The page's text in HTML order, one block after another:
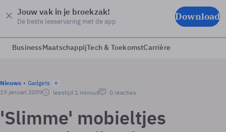
Jouw vak in je broekzak!
De beste leeservaring met de app Download
BusinessMaatschappijTech & ToekomstCarrière
Nieuws
Gadgets
19 januari 2009
leestijd 1 minuut 0 reacties
'Slimme' mobieltjes